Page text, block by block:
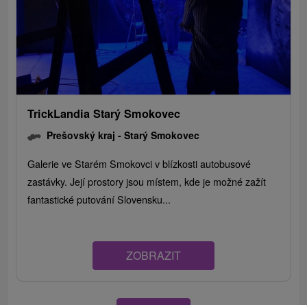
TrickLandia Starý Smokovec
Prešovský kraj -Starý Smokovec
Galerie ve Starém Smokovci v blízkosti autobusové
zastávky. Její prostory jsou místem, kde je možné zažít
fantastické putování Slovensku...
ZOBRAZIT